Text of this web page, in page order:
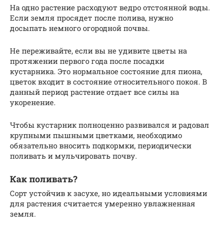
На одно растение расходуют ведро отстоянной воды.
Если земля просядет после полива, нужно
досыпать немного огородной почвы.
Не переживайте, если вы не удивите цветы на
протяжении первого года после посадки
кустарника. Это нормальное состояние для пиона,
цветок входит в состояние относительного покоя. В
данный период растение отдает все силы на
укоренение.
Чтобы кустарник полноценно развивался и радовал
крупными пышными цветками, необходимо
обязательно вносить подкормки, периодически
поливать и мульчировать почву.
Как поливать?
Сорт устойчив к засухе, но идеальными условиями
для растения считается умеренно увлажненная
земля.